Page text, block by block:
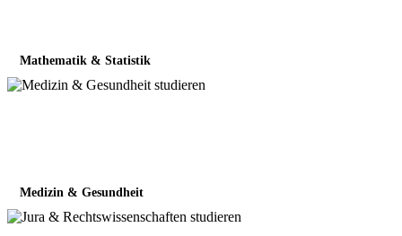
Mathematik & Statistik
Medizin & Gesundheit